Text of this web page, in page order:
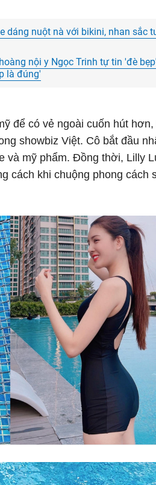
dáng nuột nà với bikini, nhan sắc
nội y Ngọc Trinh tự tin 'đè
là đúng'
để có vẻ ngoài cuốn hút hơn,
showbiz Việt. Cô bắt đầu
và mỹ phẩm. Đồng thời, Lilly
cách khi chuộng phong cách